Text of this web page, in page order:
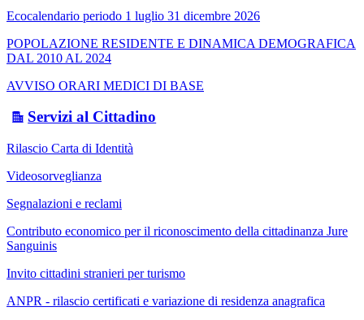
Ecocalendario periodo 1 luglio 31 dicembre 2026
POPOLAZIONE RESIDENTE E DINAMICA DEMOGRAFICA
DAL 2010 AL 2024
AVVISO ORARI MEDICI DI BASE
Servizi al Cittadino
Rilascio Carta di Identità
Videosorveglianza
Segnalazioni e reclami
Contributo economico per il riconoscimento della cittadinanza Jure
Sanguinis
Invito cittadini stranieri per turismo
ANPR - rilascio certificati e variazione di residenza anagrafica